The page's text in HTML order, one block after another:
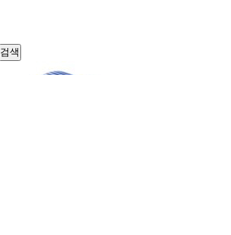
검색